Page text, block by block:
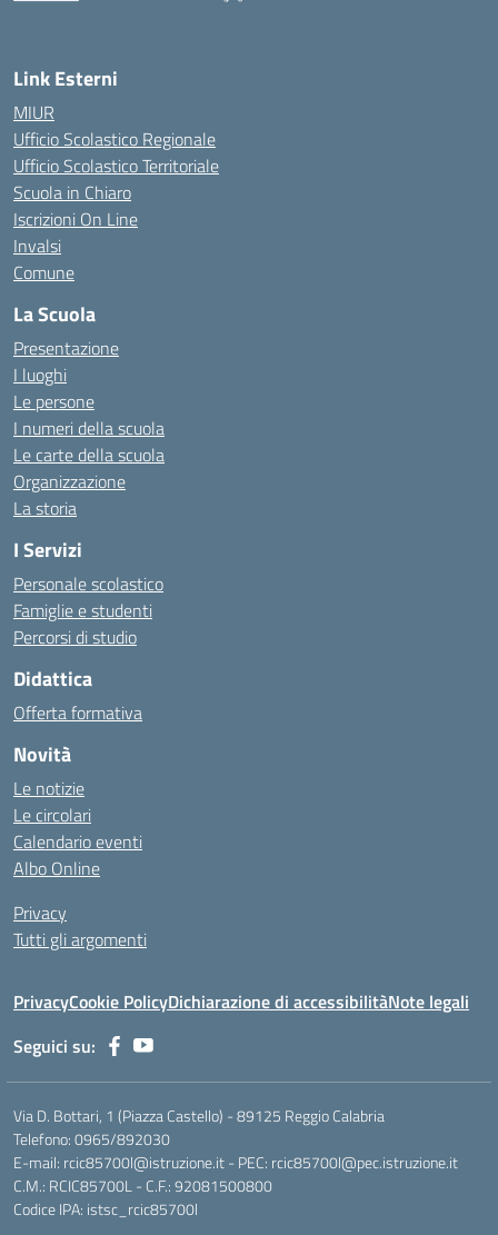
Link Esterni
MIUR
Ufficio Scolastico Regionale
Ufficio Scolastico Territoriale
Scuola in Chiaro
Iscrizioni On Line
Invalsi
Comune
La Scuola
Presentazione
I luoghi
Le persone
I numeri della scuola
Le carte della scuola
Organizzazione
La storia
I Servizi
Personale scolastico
Famiglie e studenti
Percorsi di studio
Didattica
Offerta formativa
Novità
Le notizie
Le circolari
Calendario eventi
Albo Online
Privacy
Tutti gli argomenti
PrivacyCookie PolicyDichiarazione di accessibilitàNote legali
Seguici su:
Via D. Bottari, 1 (Piazza Castello) - 89125 Reggio Calabria
Telefono: 0965/892030
E-mail: rcic85700l@istruzione.it - PEC: rcic85700l@pec.istruzione.it
C.M.: RCIC85700L - C.F.: 92081500800
Codice IPA: istsc_rcic85700l